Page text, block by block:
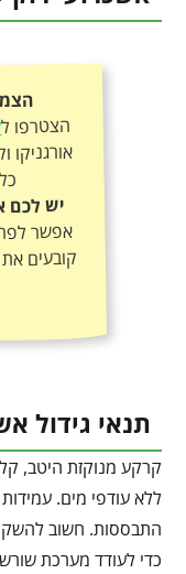
הצטרפו ל
יש לכם
אפשר
קובעים
תנאי גידול
קרקע מנוקזת היטב,
ללא עודפי מים.
התבססות. חשוב
כדי לעודד מערכת